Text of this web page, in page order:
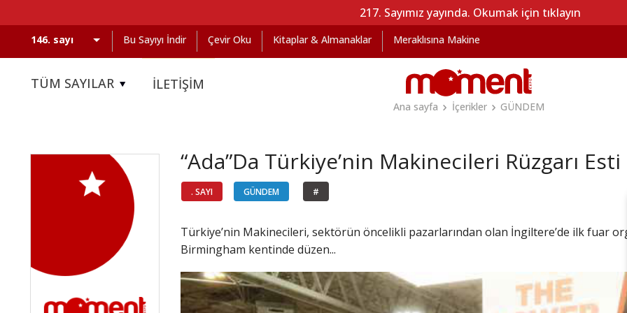
217. Sayımız yayında. Okumak için tıklayın
Bu Sayıyı İndir Çevir Oku Kitaplar & Almanaklar Meraklısına Makine
TÜM SAYILAR İLETİŞİM
Ana sayfa
İçerikler GÜNDEM
“Ada”Da Türkiye’nin Makinecileri Rüzgarı Esti
. SAYI GÜNDEM #
Türkiye’nin Makinecileri, sektörün öncelikli pazarlarından olan İngiltere’de ilk fuar
Birmingham kentinde düzen...